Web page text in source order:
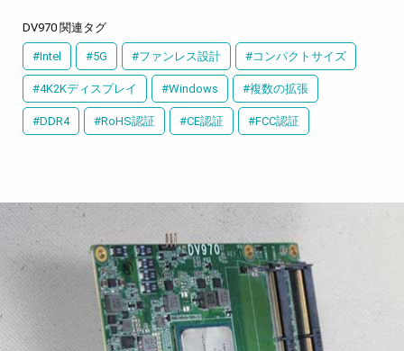
DV970 関連タグ
#Intel #5G #ファンレス設計 #コンパクトサイズ
#4K2Kディスプレイ #Windows #複数の拡張
#DDR4 #RoHS認証 #CE認証 #FCC認証